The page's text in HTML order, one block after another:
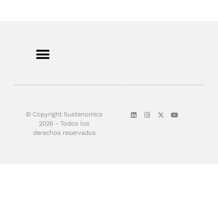
© Copyright Sustenomics
2026 - Todos los
derechos reservados